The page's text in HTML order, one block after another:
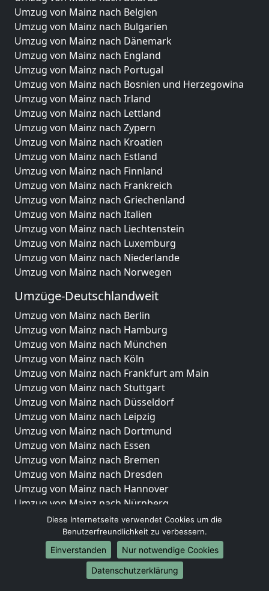
Umzug von Mainz nach Belgien
Umzug von Mainz nach Bulgarien
Umzug von Mainz nach Dänemark
Umzug von Mainz nach England
Umzug von Mainz nach Portugal
Umzug von Mainz nach Bosnien und Herzegowina
Umzug von Mainz nach Irland
Umzug von Mainz nach Lettland
Umzug von Mainz nach Zypern
Umzug von Mainz nach Kroatien
Umzug von Mainz nach Estland
Umzug von Mainz nach Finnland
Umzug von Mainz nach Frankreich
Umzug von Mainz nach Griechenland
Umzug von Mainz nach Italien
Umzug von Mainz nach Liechtenstein
Umzug von Mainz nach Luxemburg
Umzug von Mainz nach Niederlande
Umzug von Mainz nach Norwegen
Umzüge-Deutschlandweit
Umzug von Mainz nach Berlin
Umzug von Mainz nach Hamburg
Umzug von Mainz nach München
Umzug von Mainz nach Köln
Umzug von Mainz nach Frankfurt am Main
Umzug von Mainz nach Stuttgart
Umzug von Mainz nach Düsseldorf
Umzug von Mainz nach Leipzig
Umzug von Mainz nach Dortmund
Umzug von Mainz nach Essen
Umzug von Mainz nach Bremen
Umzug von Mainz nach Dresden
Umzug von Mainz nach Hannover
Umzug von Mainz nach Nürnberg
Umzug von Mainz nach Duisburg
Umzug von Mainz nach Bochum
Umzug von Mainz nach Wuppertal
Umzug von Mainz nach Bielefeld
Umzug von Mainz nach Bonn
Diese Internetseite verwendet Cookies um die
Benutzerfreundlichkeit zu verbessern.
Einverstanden
Nur notwendige Cookies
Datenschutzerklärung